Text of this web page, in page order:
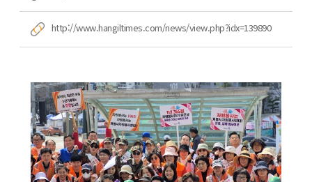
http://www.hangiltimes.com/news/view.php?idx=139890